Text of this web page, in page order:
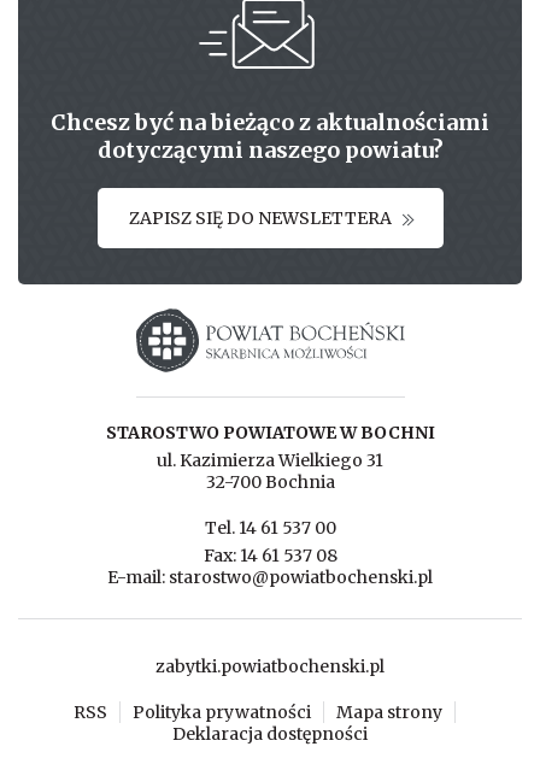
Chcesz być na bieżąco z aktualnościami
dotyczącymi naszego powiatu?
ZAPISZ SIĘ DO NEWSLETTERA
Starostwo powiatowe w Bochni
STAROSTWO POWIATOWE W BOCHNI
ul. Kazimierza Wielkiego 31
32-700 Bochnia
Tel. 14 61 537 00
Fax: 14 61 537 08
E-mail: starostwo@powiatbochenski.pl
zabytki.powiatbochenski.pl
RSS Polityka prywatności
Mapa strony
Deklaracja dostępności